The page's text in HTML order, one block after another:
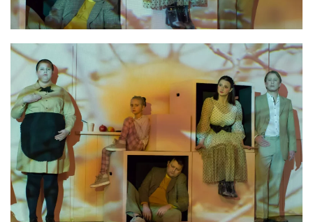
VERGRÖSSERN